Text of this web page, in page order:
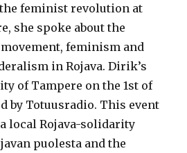
the feminist revolution at
she spoke about the
feminism and
in Rojava. Dirik’s
of Tampere on the 1st of
by Totuusradio. This event
local Rojava-solidarity
puolesta and the